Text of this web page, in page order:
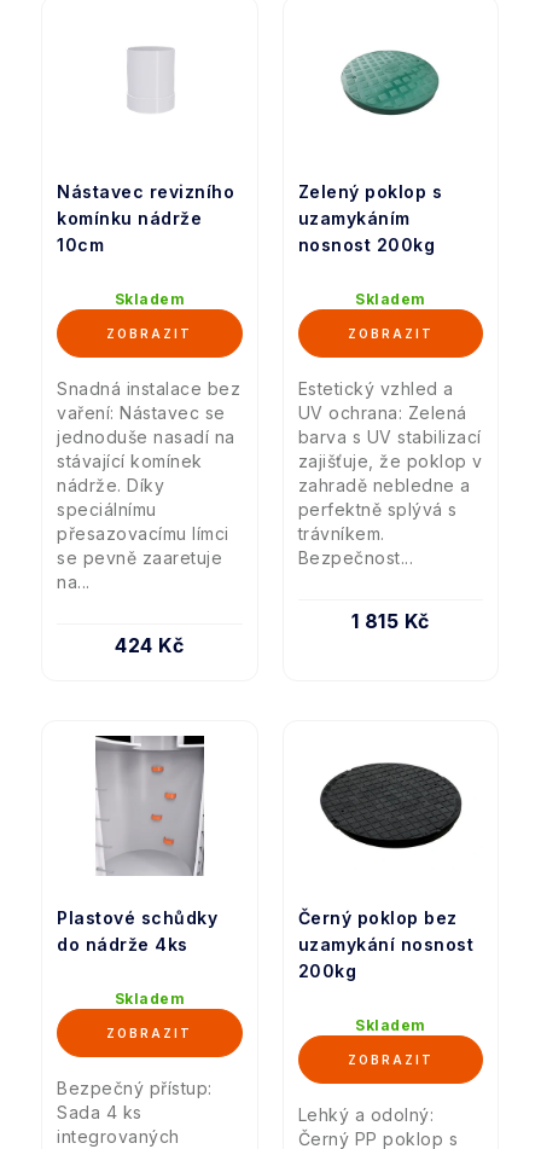
Nástavec revizního
komínku nádrže
10cm
Skladem
424 Kč
Snadná instalace bez
vaření: Nástavec se
jednoduše nasadí na
stávající komínek
nádrže. Díky
speciálnímu
přesazovacímu límci
se pevně zaaretuje
na...
Zelený poklop s
uzamykáním
nosnost 200kg
Skladem
1 815 Kč
Estetický vzhled a
UV ochrana: Zelená
barva s UV stabilizací
zajišťuje, že poklop v
zahradě nebledne a
perfektně splývá s
trávníkem.
Bezpečnost...
Plastové schůdky
do nádrže 4ks
Skladem
Bezpečný přístup:
Sada 4 ks
integrovaných
Černý poklop bez
uzamykání nosnost
200kg
Skladem
Lehký a odolný:
Černý PP poklop s